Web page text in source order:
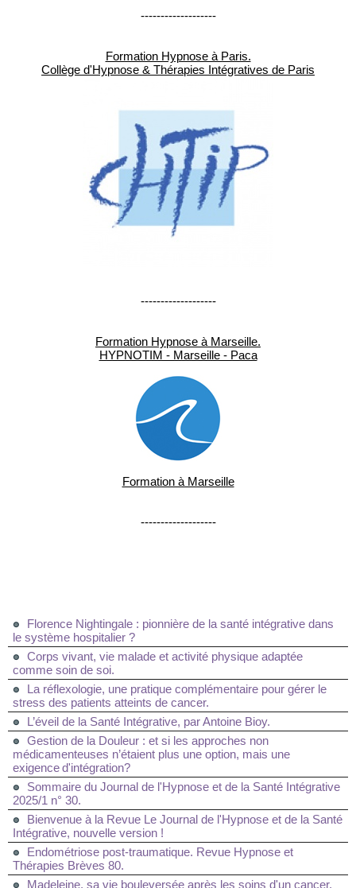
-------------------
Formation Hypnose à Paris.
Collège d'Hypnose & Thérapies Intégratives de Paris
-------------------
Formation Hypnose à Marseille.
HYPNOTIM - Marseille - Paca
Formation à Marseille
-------------------
Florence Nightingale : pionnière de la santé intégrative dans
le système hospitalier ?
Corps vivant, vie malade et activité physique adaptée
comme soin de soi.
La réflexologie, une pratique complémentaire pour gérer le
stress des patients atteints de cancer.
L’éveil de la Santé Intégrative, par Antoine Bioy.
Gestion de la Douleur : et si les approches non
médicamenteuses n’étaient plus une option, mais une
exigence d'intégration?
Sommaire du Journal de l'Hypnose et de la Santé Intégrative
2025/1 n° 30.
Bienvenue à la Revue Le Journal de l'Hypnose et de la Santé
Intégrative, nouvelle version !
Endométriose post-traumatique. Revue Hypnose et
Thérapies Brèves 80.
Madeleine, sa vie bouleversée après les soins d'un cancer.